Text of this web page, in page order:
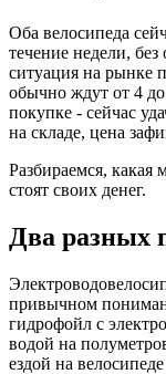
Оба велосипеда
течение недели,
ситуация на рынке
обычно ждут от 4
покупке - сейчас
на складе, цена
Разбираемся, какая
стоят своих денег.
Два разных
привычном
гидрофойл с
водой на
ездой на